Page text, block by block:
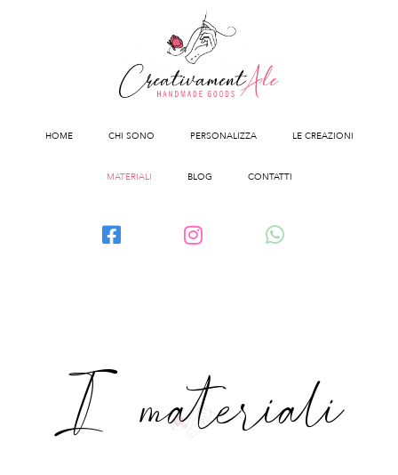
HOME CHI SONO PERSONALIZZA LE CREAZIONI
MATERIALI BLOG CONTATTI
I materiali